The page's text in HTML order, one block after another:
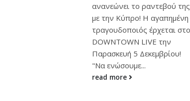
Οι Χατζηφραγκέτα ενώνουν
δυνάμεις με τις Σκιαδαρέσες
με αγαπημένους ήχους,
χιούμορ και μουσική με το
αποτέλεσμα να μας
διασκεδάζει στο...
read more